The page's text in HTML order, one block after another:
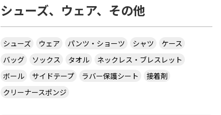
シューズ、ウェア、その他
シューズ ウェア パンツ・ショーツ シャツ
ケース
バッグ
ソックス タオル
ネックレス・ブレスレット
ボール
サイドテープ ラバー保護シート
接着剤
クリーナースポンジ